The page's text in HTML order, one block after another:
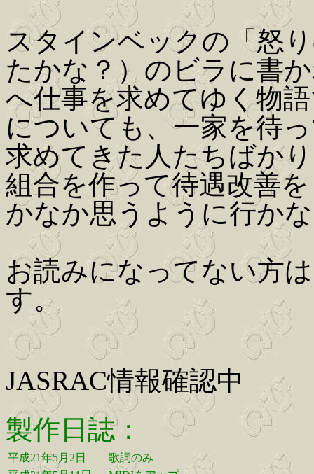
スタインベックの「怒
たかな？）のビラに書
へ仕事を求めてゆく物
についても、一家を待
求めてきた人たちばか
組合を作って待遇改善
かなか思うように行か
お読みになってない方
す。
JASRAC情報確認中
製作日誌：
平成21年5月2日
歌詞のみ